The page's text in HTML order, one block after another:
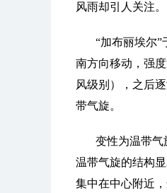
风雨却引人关注。
“加布丽埃尔
南方向移动，强
风级别），之后
带气旋。
变性为温带气
温带气旋的结构
集中在中心附近